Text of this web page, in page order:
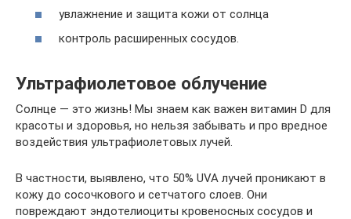
увлажнение и защита кожи от солнца
контроль расширенных сосудов.
Ультрафиолетовое облучение
Солнце — это жизнь! Мы знаем как важен витамин D для
красоты и здоровья, но нельзя забывать и про вредное
воздействия ультрафиолетовых лучей.
В частности, выявлено, что 50% UVA лучей проникают в
кожу до сосочкового и сетчатого слоев. Они
повреждают эндотелиоциты кровеносных сосудов и